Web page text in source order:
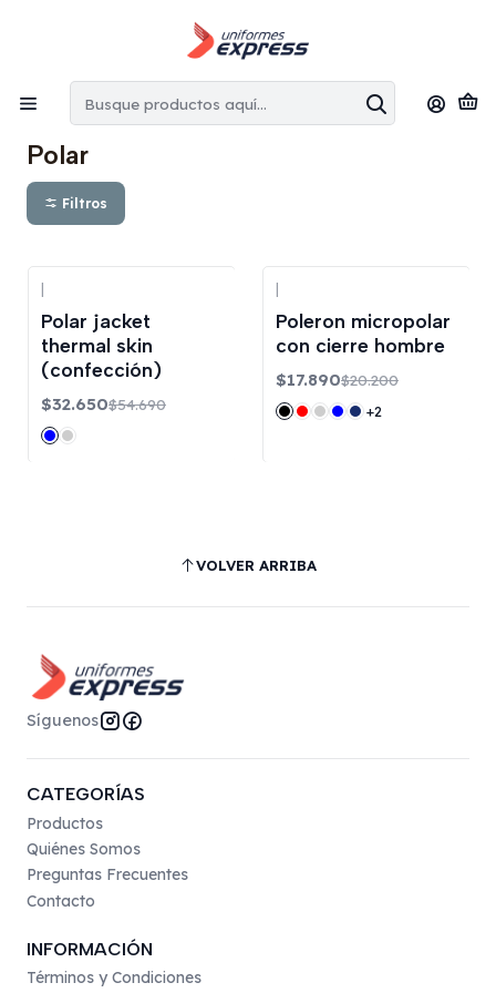
en la Región Metropolitana por copras superiores
Inicio Polar
Polar
Filtros
|
Polar jacket
thermal skin
(confección)
$32.650$54.690
|
Poleron micropolar
con cierre hombre
$17.890$20.200
+2
VOLVER ARRIBA
Síguenos
CATEGORÍAS
Productos
Quiénes Somos
Preguntas Frecuentes
Contacto
INFORMACIÓN
Términos y Condiciones